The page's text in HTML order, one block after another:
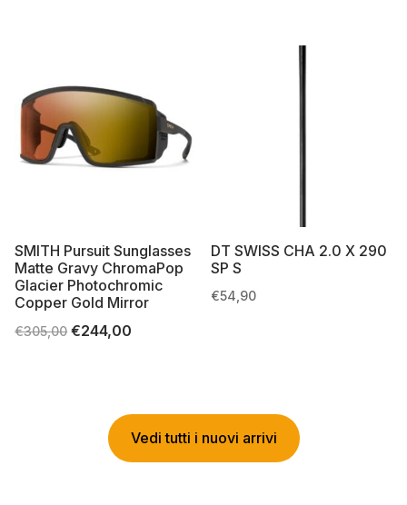
€10.999,00.
SMITH Pursuit Sunglasses
Matte Gravy ChromaPop
Glacier Photochromic
Copper Gold Mirror
€305,00 Il
€305,00.
€244,00
DT SWISS CHA 2.0 X 290
SP S
€54,90
Vedi tutti i nuovi arrivi